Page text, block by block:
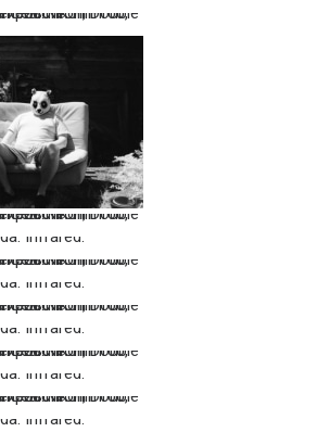
…
…
…
…
…
…
…
…